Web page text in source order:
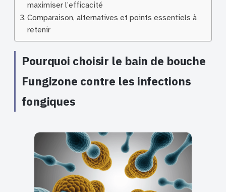
maximiser l’efficacité
Comparaison, alternatives et points essentiels à
retenir
Pourquoi choisir le bain de bouche
Fungizone contre les infections
fongiques